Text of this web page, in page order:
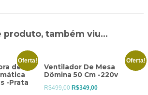
produto, também viu...
Oferta!
de
-Prata
Oferta!
Ventilador De Mesa
Dômina 50 Cm -220v
R$499,00 OR$349,00O